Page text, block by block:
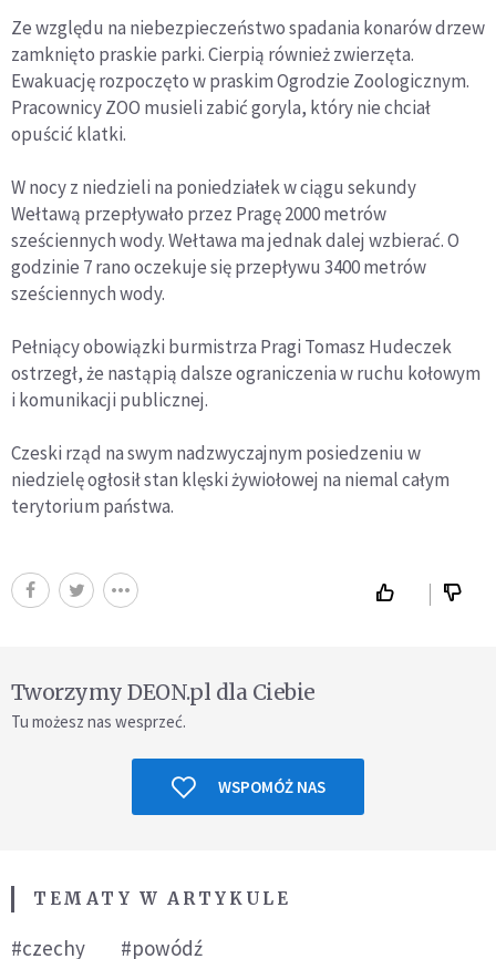
Ze względu na niebezpieczeństwo spadania konarów drzew
zamknięto praskie parki. Cierpią również zwierzęta.
Ewakuację rozpoczęto w praskim Ogrodzie Zoologicznym.
Pracownicy ZOO musieli zabić goryla, który nie chciał
opuścić klatki.
W nocy z niedzieli na poniedziałek w ciągu sekundy
Wełtawą przepływało przez Pragę 2000 metrów
sześciennych wody. Wełtawa ma jednak dalej wzbierać. O
godzinie 7 rano oczekuje się przepływu 3400 metrów
sześciennych wody.
Pełniący obowiązki burmistrza Pragi Tomasz Hudeczek
ostrzegł, że nastąpią dalsze ograniczenia w ruchu kołowym
i komunikacji publicznej.
Czeski rząd na swym nadzwyczajnym posiedzeniu w
niedzielę ogłosił stan klęski żywiołowej na niemal całym
terytorium państwa.
Tworzymy DEON.pl dla Ciebie
Tu możesz nas wesprzeć.
WSPOMÓŻ NAS
TEMATY W ARTYKULE
#czechy #powódź